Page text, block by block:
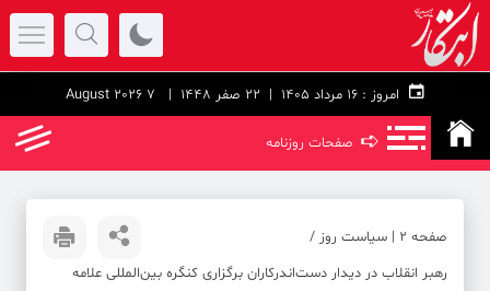
امروز : 22 صفر 1448 | 7 August 2026
➪ صفحات روزنامه
صفحه ۲ | سیاست روز /
رهبر انقلاب در دیدار دست‌اندرکاران برگزاری کنگره بین‌المللی علامه